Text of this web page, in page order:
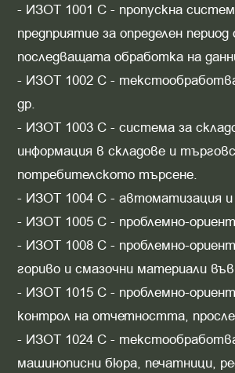
- ИЗОТ 1001 С - пропускна
предприятие за определен
последващата обработка на
- ИЗОТ 1002 С -
др.
- ИЗОТ 1003 С - система за
информация в складове и
потребителското търсене.
- ИЗОТ 1004 С - автоматизация
- ИЗОТ 1005 С - проблемно-
- ИЗОТ 1008 С - проблемно-
гориво и смазочни материали
- ИЗОТ 1015 С - проблемно-
контрол на отчетността,
- ИЗОТ 1024 С -
машинописни бюра, печатници,